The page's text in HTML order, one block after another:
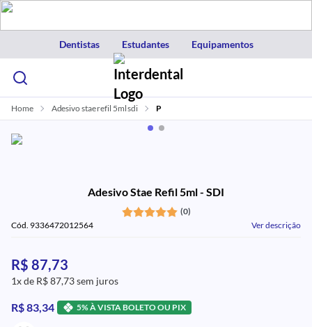
Dentistas Estudantes Equipamentos
Home Adesivo stae refil 5ml sdi P
Adesivo Stae Refil 5ml - SDI
(0)
Cód. 9336472012564
Ver descrição
R$ 87,73
1x de R$ 87,73 sem juros
R$ 83,34 5% À VISTA BOLETO OU PIX